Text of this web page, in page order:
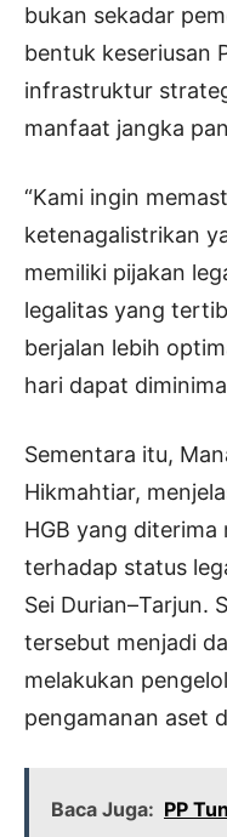
bukan sekadar
bentuk keseriusan
infrastruktur
manfaat jangka
“Kami ingin
ketenagalistrikan
memiliki pijakan
legalitas yang
berjalan lebih
hari dapat
Sementara itu,
Hikmahtiar,
HGB yang
terhadap status
Sei Durian–Tarjun.
tersebut menjadi
melakukan
pengamanan aset
Baca Juga: PP